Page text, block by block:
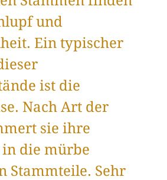
und
Ein typischer
ist die
Nach Art der
sie ihre
die mürbe
Stammteile. Sehr